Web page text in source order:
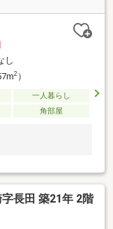
し
2）
一人暮らし
角部屋
長田 築21年 2階